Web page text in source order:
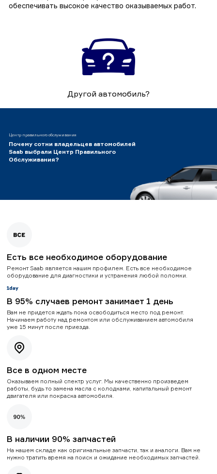
обеспечивать высокое качество оказываемых работ.
Другой автомобиль?
Центр правильного обслуживания
Почему сотни владельцев автомобилей
Saab выбрали Центр Правильного
Обслуживания?
Есть все необходимое оборудование
Ремонт Saab является нашим профилем. Есть все необходимое
оборудование для диагностики и устранения любой поломки.
В 95% случаев ремонт занимает 1 день
Вам не придется ждать пока освободиться место под ремонт.
Начинаем работу над ремонтом или обслуживанием автомобиля
уже 15 минут после приезда.
Все в одном месте
Оказываем полный спектр услуг. Мы качественно произведем
работы, будь то замена масла с колодками, капитальный ремонт
двигателя или покраска автомобиля.
В наличии 90% запчастей
На нашем складе как оригинальные запчасти, так и аналоги. Вам не
нужно тратить время на поиск и ожидание необходимых запчастей.